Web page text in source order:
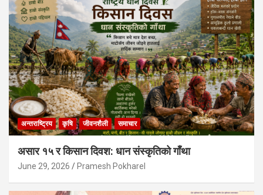
अन्तराष्ट्रिय कृषि जीवनशैली समाचार
असार १५ र किसान दिवश: धान संस्कृतिको गाँथा
June 29, 2026 Pramesh Pokharel